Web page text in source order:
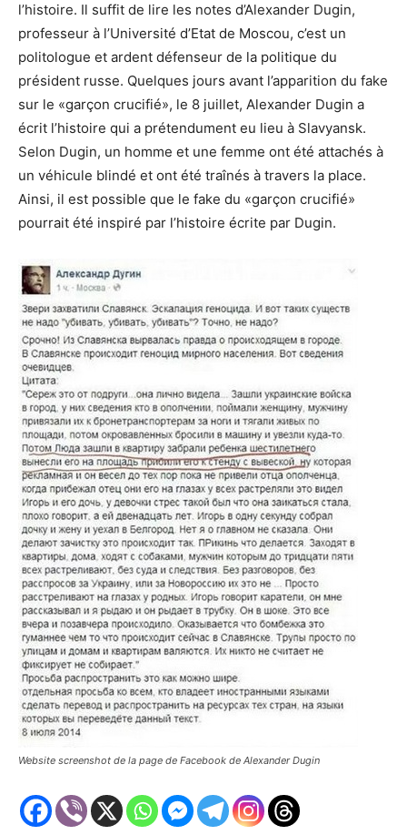
l’histoire. Il suffit de lire les notes d’Alexander Dugin,
professeur à l’Université d’Etat de Moscou, c’est un
politologue et ardent défenseur de la politique du
président russe. Quelques jours avant l’apparition du fake
sur le «garçon crucifié», le 8 juillet, Alexander Dugin a
écrit l’histoire qui a prétendument eu lieu à Slavyansk.
Selon Dugin, un homme et une femme ont été attachés à
un véhicule blindé et ont été traînés à travers la place.
Ainsi, il est possible que le fake du «garçon crucifié»
pourrait été inspiré par l’histoire écrite par Dugin.
Website screenshot de la page de Facebook de Alexander Dugin